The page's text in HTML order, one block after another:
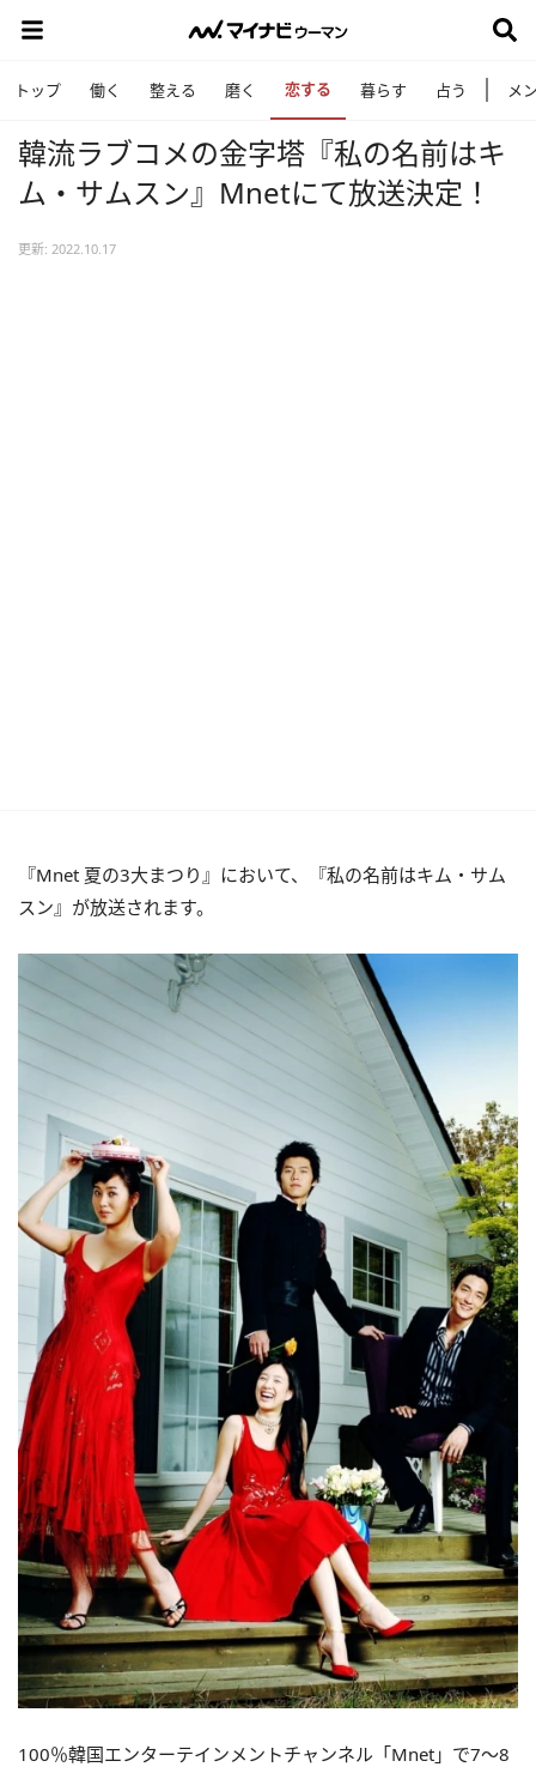
トップ 働く 整える 磨く 恋する 暮らす 占う メ
韓流ラブコメの金字塔『私の名前はキ
ム・サムスン』Mnetにて放送決定！
更新: 2022.10.17
『Mnet 夏の3大まつり』において、『私の名前はキム・サム
スン』が放送されます。
100％韓国エンターテインメントチャンネル「Mnet」で7〜8